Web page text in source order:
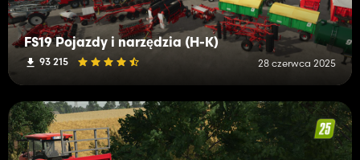
FS19 Pojazdy i narzędzia (H-K)
93 215 28 czerwca 2025